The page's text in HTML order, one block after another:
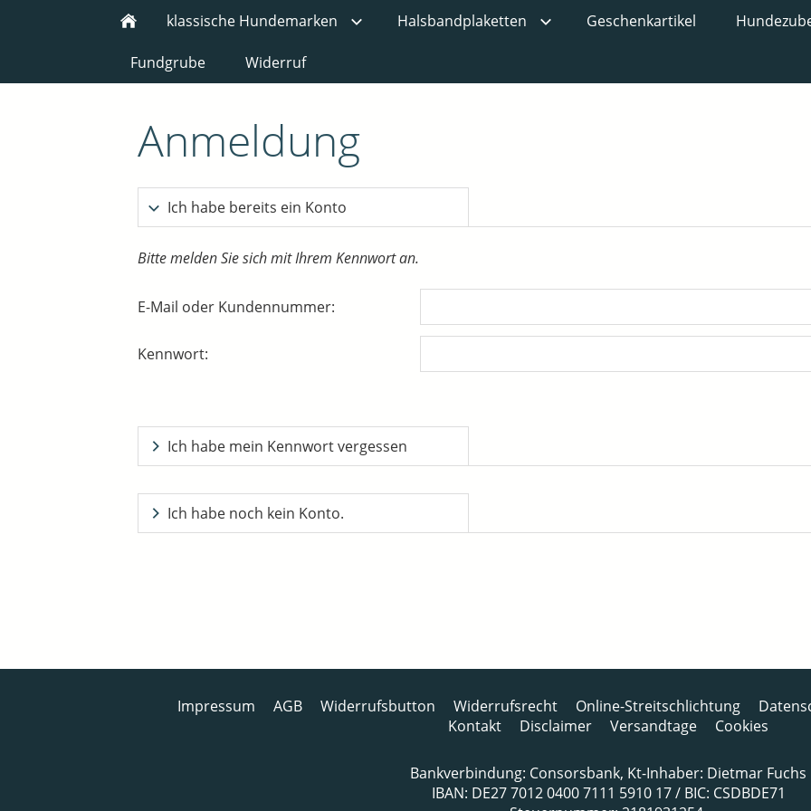
klassische Hundemarken Halsbandplaketten Geschenkartikel
Fundgrube Widerruf
Anmeldung
Ich habe bereits ein Konto
Bitte melden Sie sich mit Ihrem Kennwort an.
E-Mail oder Kundennummer:
Kennwort:
Ich habe mein Kennwort vergessen
Ich habe noch kein Konto.
Impressum AGB Widerrufsbutton Widerrufsrecht Online-Streitschlichtung
Kontakt
Disclaimer Versandtage Cookies
Bankverbindung: Consorsbank, Kt-Inhaber: Dietmar Fuchs
IBAN: DE27 7012 0400 7111 5910 17 / BIC: CSDBDE71